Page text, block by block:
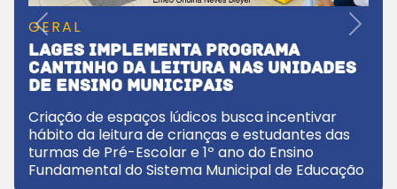
GERAL
Lages implementa Programa
Cantinho da Leitura nas unidades
de ensino municipais
Criação de espaços lúdicos busca incentivar
hábito da leitura de crianças e estudantes das
turmas de Pré-Escolar e 1º ano do Ensino
Fundamental do Sistema Municipal de Educação
Previous Next